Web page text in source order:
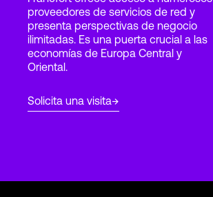
Login
proveedores de servicios de red y
presenta perspectivas de negocio
ilimitadas. Es una puerta crucial a las
economías de Europa Central y
Oriental.
Solicita una visita